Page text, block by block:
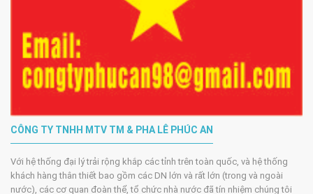
CÔNG TY TNHH MTV TM & PHA LÊ PHÚC AN
Với hệ thống đại lý trải rộng khắp các tỉnh trên toàn quốc, và hệ thống
khách hàng thân thiết bao gồm các DN lớn và rất lớn (trong và ngoài
nước), các cơ quan đoàn thể, tổ chức nhà nước đã tín nhiệm chúng tôi